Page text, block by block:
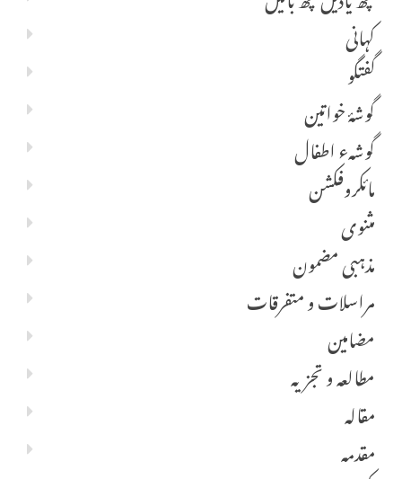
کہانی
گفتگو
گوشۂ خواتین
گوشہء اطفال
مائکروفکشن
مثنوی
مذہبی مضمون
مراسلات و متفرقات
مضامین
مطالعہ و تجزیہ
مقالہ
مقدمہ